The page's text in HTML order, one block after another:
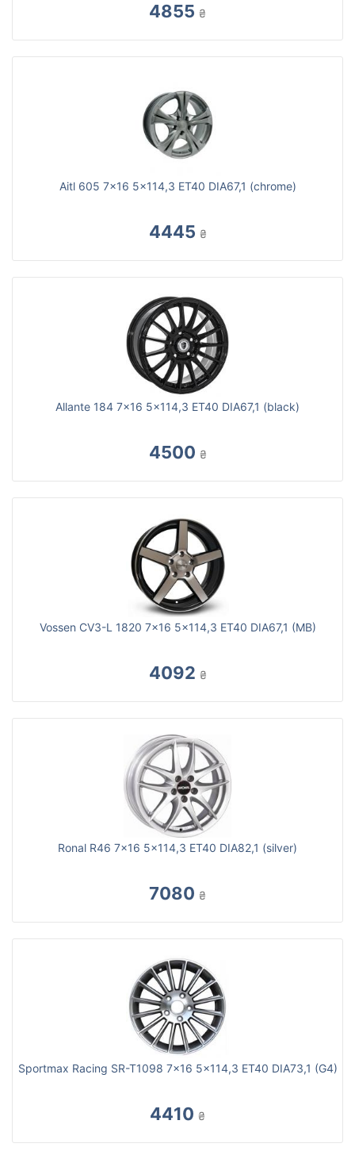
4855 ₴
Aitl 605 7x16 5x114,3 ET40 DIA67,1 (chrome)
4445 ₴
Allante 184 7x16 5x114,3 ET40 DIA67,1 (black)
4500 ₴
Vossen CV3-L 1820 7x16 5x114,3 ET40 DIA67,1 (MB)
4092 ₴
Ronal R46 7x16 5x114,3 ET40 DIA82,1 (silver)
7080 ₴
Sportmax Racing SR-T1098 7x16 5x114,3 ET40 DIA73,1 (G4)
4410 ₴